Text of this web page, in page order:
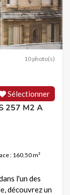
10 photo(s)
Sélectionner
257 M2 A
: 160.50 m²
l'un des
découvrez un